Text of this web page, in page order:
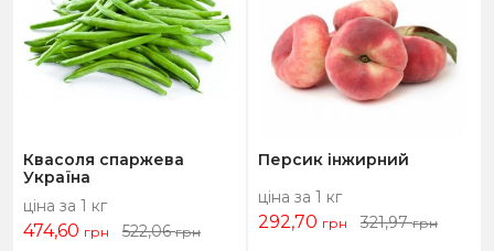
Квасоля спаржева
Україна
ціна за 1 кг
474,60 грн 522,06грн
Персик інжирний
ціна за 1 кг
292,70 грн 321,97грн